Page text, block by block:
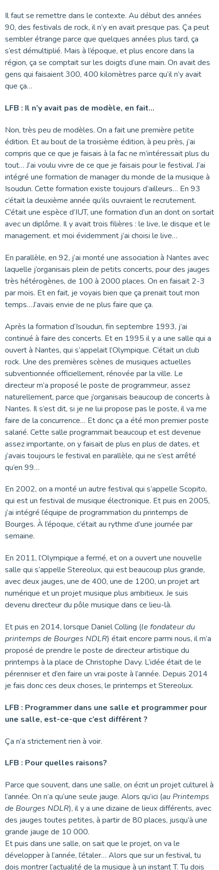
Il faut se remettre dans le contexte. Au début des années
90, des festivals de rock, il n’y en avait presque pas. Ça peut
sembler étrange parce que quelques années plus tard, ça
s’est démultiplié. Mais à l’époque, et plus encore dans la
région, ça se comptait sur les doigts d’une main. On avait des
gens qui faisaient 300, 400 kilomètres parce qu’il n’y avait
que ça…
LFB : Il n’y avait pas de modèle, en fait…
Non, très peu de modèles. On a fait une première petite
édition. Et au bout de la troisième édition, à peu près, j’ai
compris que ce que je faisais à la fac ne m’intéressait plus du
tout… J’ai voulu vivre de ce que je faisais pour le festival. J’ai
intégré une formation de manager du monde de la musique à
Isoudun. Cette formation existe toujours d’ailleurs… En 93
c’était la deuxième année qu’ils ouvraient le recrutement.
C’était une espèce d’IUT, une formation d’un an dont on sortait
avec un diplôme. Il y avait trois filières : le live, le disque et le
management. et moi évidemment j’ai choisi le live…
En parallèle, en 92, j’ai monté une association à Nantes avec
laquelle j’organisais plein de petits concerts, pour des jauges
très hétérogènes, de 100 à 2000 places. On en faisait 2-3
par mois. Et en fait, je voyais bien que ça prenait tout mon
temps…J’avais envie de ne plus faire que ça.
Après la formation d’Isoudun, fin septembre 1993, j’ai
continué à faire des concerts. Et en 1995 il y a une salle qui a
ouvert à Nantes, qui s’appelait l’Olympique. C’était un club
rock. Une des premières scènes de musiques actuelles
subventionnée officiellement, rénovée par la ville. Le
directeur m’a proposé le poste de programmeur, assez
naturellement, parce que j’organisais beaucoup de concerts à
Nantes. Il s’est dit, si je ne lui propose pas le poste, il va me
faire de la concurrence… Et donc ça a été mon premier poste
salarié. Cette salle programmait beaucoup et est devenue
assez importante, on y faisait de plus en plus de dates, et
j’avais toujours le festival en parallèle, qui ne s’est arrêté
qu’en 99…
En 2002, on a monté un autre festival qui s’appelle Scopito,
qui est un festival de musique électronique. Et puis en 2005,
j’ai intégré l’équipe de programmation du printemps de
Bourges. À l’époque, c’était au rythme d’une journée par
semaine.
En 2011, l’Olympique a fermé, et on a ouvert une nouvelle
salle qui s’appelle Stereolux, qui est beaucoup plus grande,
avec deux jauges, une de 400, une de 1200, un projet art
numérique et un projet musique plus ambitieux. Je suis
devenu directeur du pôle musique dans ce lieu-là.
Et puis en 2014, lorsque Daniel Colling (le fondateur du
printemps de Bourges NDLR) était encore parmi nous, il m’a
proposé de prendre le poste de directeur artistique du
printemps à la place de Christophe Davy. L’idée était de le
pérenniser et d’en faire un vrai poste à l’année. Depuis 2014
je fais donc ces deux choses, le printemps et Stereolux.
LFB : Programmer dans une salle et programmer pour
une salle, est-ce-que c’est différent ?
Ça n’a strictement rien à voir.
LFB : Pour quelles raisons?
Parce que souvent, dans une salle, on écrit un projet culturel à
l’année. On n’a qu’une seule jauge. Alors qu’ici (au Printemps
de Bourges NDLR), il y a une dizaine de lieux différents, avec
des jauges toutes petites, à partir de 80 places, jusqu’à une
grande jauge de 10 000.
Et puis dans une salle, on sait que le projet, on va le
développer à l’année, l’étaler… Alors que sur un festival, tu
dois montrer l’actualité de la musique à un instant T. Tu dois